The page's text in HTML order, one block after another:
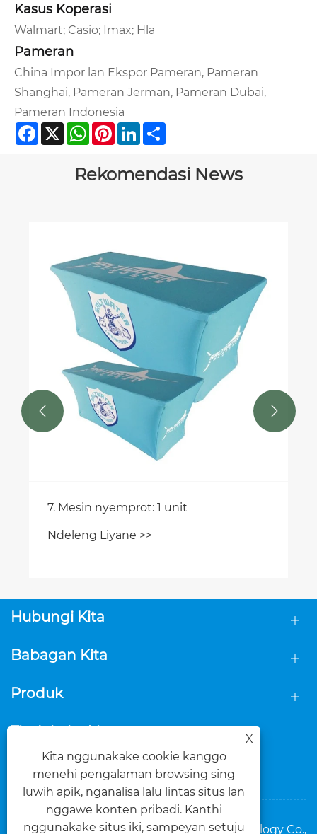
Kasus Koperasi
Walmart; Casio; Imax; Hla
Pameran
China Impor lan Ekspor Pameran, Pameran
Shanghai, Pameran Jerman, Pameran Dubai,
Pameran Indonesia
Facebook
X WhatsApp
Pinterest
LinkedIn
Rekomendasi News
Apa sing Ndadekake Bendera Persegi
Panjang minangka Pilihan Paling Apik
kanggo Iklan lan Branding Modern?
Ndeleng Liyane >>
 
Hubungi Kita
Babagan Kita
Produk
Tindakake kita
Hak Cipta © 2025 Foshan Dasi Metal Technology Co.,
X
Kita nggunakake cookie kanggo
menehi pengalaman browsing sing
luwih apik, nganalisa lalu lintas situs lan
nggawe konten pribadi. Kanthi
nggunakake situs iki, sampeyan setuju